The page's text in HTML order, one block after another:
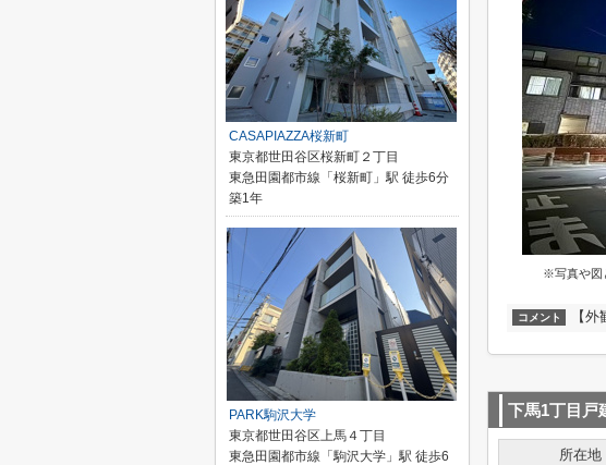
※写真や図
コメント 【外
下馬1丁目戸
所在地
CASAPIAZZA桜新町
東京都世田谷区桜新町２丁目
東急田園都市線「桜新町」駅 徒歩6分
築1年
PARK駒沢大学
東京都世田谷区上馬４丁目
東急田園都市線「駒沢大学」駅 徒歩6